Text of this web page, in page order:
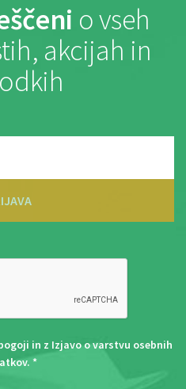
o vseh
akcijah in
in z Izjavo o varstvu osebnih
. *